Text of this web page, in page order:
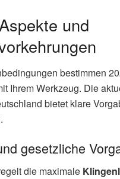
und
bestimmen
Ihrem Werkzeug. Die
bietet klare
gesetzliche
die maximale